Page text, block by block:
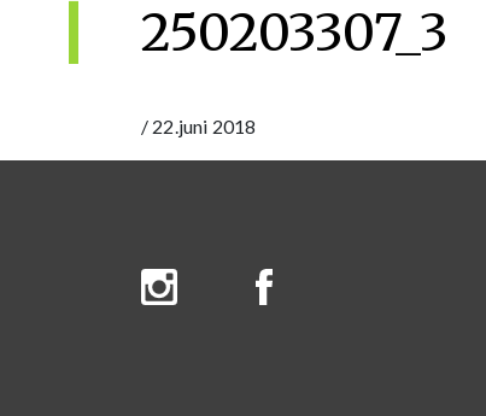
250203307_3
/ 22.juni 2018